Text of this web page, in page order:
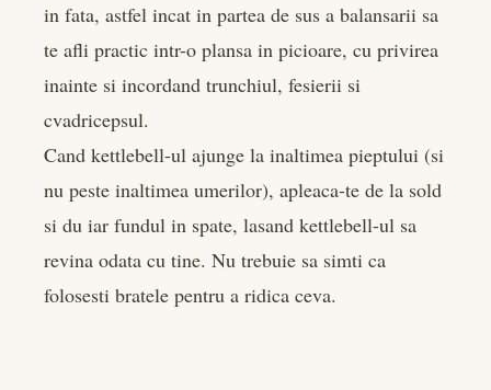
in fata, astfel incat in partea de sus a balansarii sa
te afli practic intr-o plansa in picioare, cu privirea
inainte si incordand trunchiul, fesierii si
cvadricepsul.
Cand kettlebell-ul ajunge la inaltimea pieptului (si
nu peste inaltimea umerilor), apleaca-te de la sold
si du iar fundul in spate, lasand kettlebell-ul sa
revina odata cu tine. Nu trebuie sa simti ca
folosesti bratele pentru a ridica ceva.